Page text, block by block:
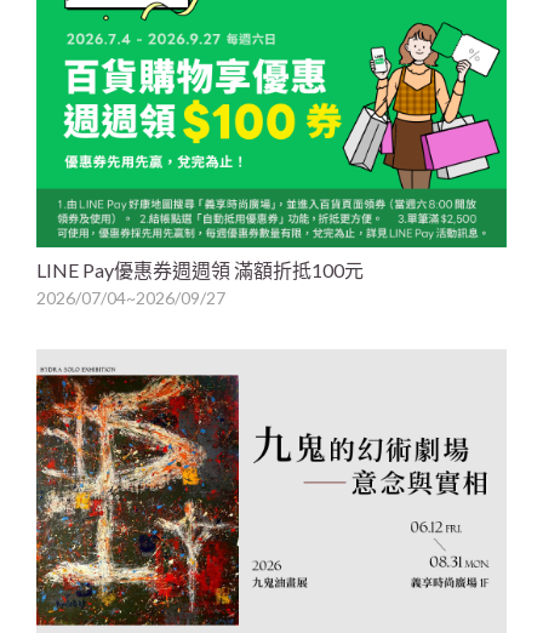
LINE Pay優惠券週週領 滿額折抵100元
2026/07/04~2026/09/27